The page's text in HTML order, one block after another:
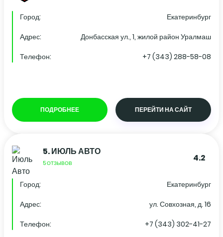
Город:
Екатеринбург
Адрес:
Донбасская ул., 1, жилой район Уралмаш
Телефон:
+7 (343) 288-58-08
ПОДРОБНЕЕ ПЕРЕЙТИ НА САЙТ
5.ИЮЛЬ АВТО
5 ОТЗЫВОВ 4.2
Город:
Екатеринбург
Адрес:
ул. Совхозная, д. 16
Телефон:
+7 (343) 302-41-27